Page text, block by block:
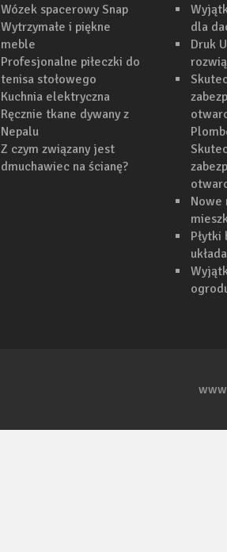
Wózek spacerowy Snap
Wytrzymałe i piękne
meble
Profesjonalne piłeczki do
tenisa stołowego
Kuchnia elektryczna
Ręcznie tkane dywany z
Nepalu
Z czym związany jest
dmuchawiec na ścianę?
dla
Druk
Nowe